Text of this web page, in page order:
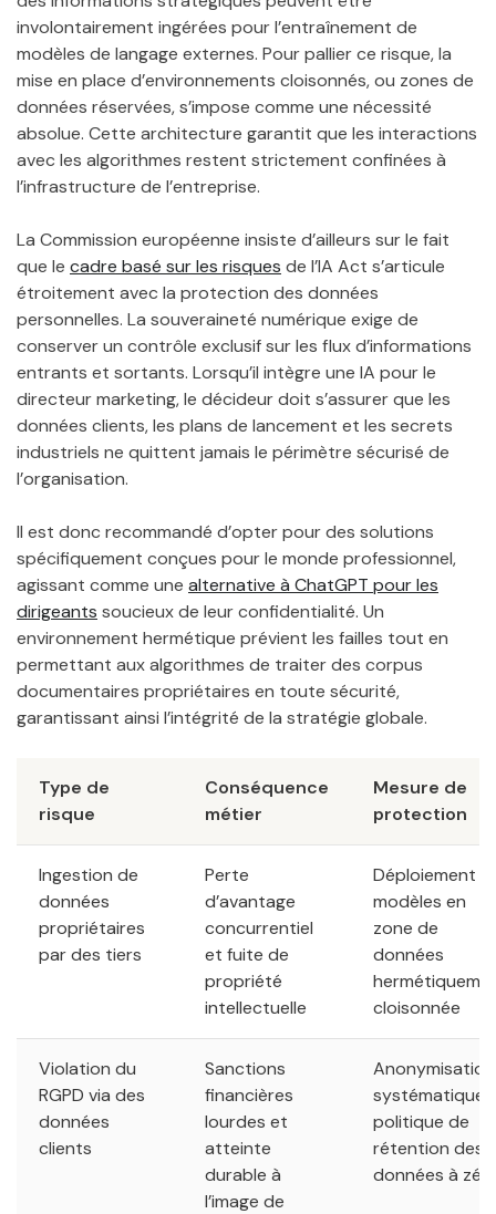
involontairement ingérées pour l’entraînement de
modèles de langage externes. Pour pallier ce risque, la
mise en place d’environnements cloisonnés, ou zones de
données réservées, s’impose comme une nécessité
absolue. Cette architecture garantit que les interactions
avec les algorithmes restent strictement confinées à
l’infrastructure de l’entreprise.
La Commission européenne insiste d’ailleurs sur le fait
que le cadre basé sur les risques de l’IA Act s’articule
étroitement avec la protection des données
personnelles. La souveraineté numérique exige de
conserver un contrôle exclusif sur les flux d’informations
entrants et sortants. Lorsqu’il intègre une IA pour le
directeur marketing, le décideur doit s’assurer que les
données clients, les plans de lancement et les secrets
industriels ne quittent jamais le périmètre sécurisé de
l’organisation.
Il est donc recommandé d’opter pour des solutions
spécifiquement conçues pour le monde professionnel,
agissant comme une alternative à ChatGPT pour les
dirigeants soucieux de leur confidentialité. Un
environnement hermétique prévient les failles tout en
permettant aux algorithmes de traiter des corpus
documentaires propriétaires en toute sécurité,
garantissant ainsi l’intégrité de la stratégie globale.
Type de
risque
Conséquence
métier
Mesure de
protection
Ingestion de
données
propriétaires
par des tiers
Perte
d’avantage
concurrentiel
et fuite de
propriété
intellectuelle
Déploiement
modèles en
zone de
données
cloisonnée
Violation du
RGPD via des
données
clients
Sanctions
financières
lourdes et
atteinte
durable à
l’image de
Anonymisation
systématique
politique de
rétention des
données à